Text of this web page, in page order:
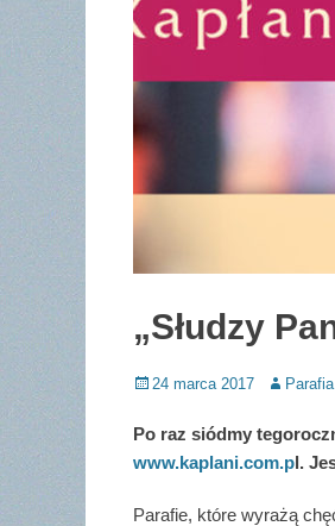
„Słudzy
Posted
24 marca 2017 Author
Po raz siódmy
www.kaplani.com.pl.
Parafie, które wyrażą